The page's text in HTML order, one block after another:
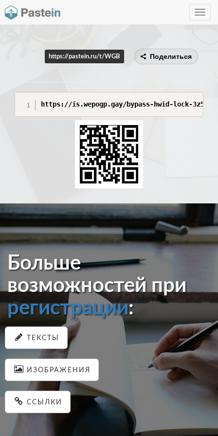
Toggle
https://pastein.ru/t/WGB Поделиться
https://is.wepogp.gay/bypass-hwid-lock-
Больше
возможностей при
регистрации:
ТЕКСТЫ
ИЗОБРАЖЕНИЯ
ССЫЛКИ